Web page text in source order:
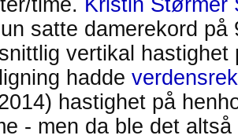
time. Kristin Størmer
satte damerekord på
vertikal hastighet
hadde
hastighet på
- men da ble det